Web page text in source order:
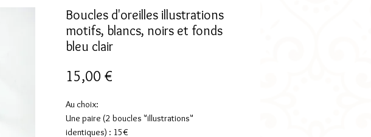
Boucles d'oreilles illustrations
motifs, blancs, noirs et fonds
bleu clair
15,00 €
Au choix:
Une paire (2 boucles "illustrations"
identiques) : 15€